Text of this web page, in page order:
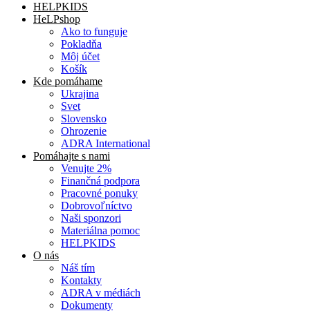
HELPKIDS
HeLPshop
Ako to funguje
Pokladňa
Môj účet
Košík
Kde pomáhame
Ukrajina
Svet
Slovensko
Ohrozenie
ADRA International
Pomáhajte s nami
Venujte 2%
Finančná podpora
Pracovné ponuky
Dobrovoľníctvo
Naši sponzori
Materiálna pomoc
HELPKIDS
O nás
Náš tím
Kontakty
ADRA v médiách
Dokumenty